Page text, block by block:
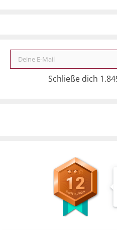
Deine E-Mail
Schließe dich